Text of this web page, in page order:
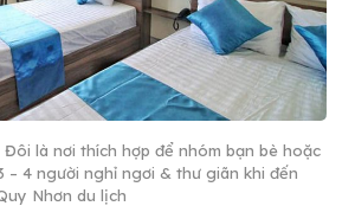
Đôi là nơi thích hợp để nhóm bạn bè hoặc
– 4 người nghỉ ngơi & thư giãn khi đến
Nhơn du lịch